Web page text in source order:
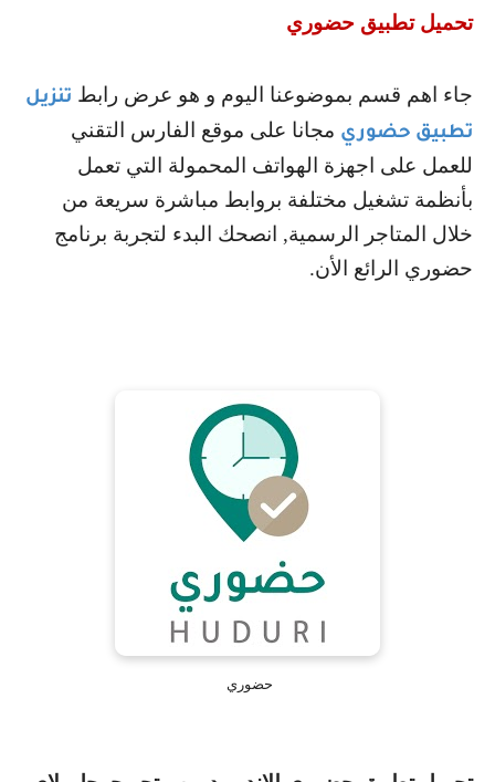
تحميل تطبيق حضوري
جاء اهم قسم بموضوعنا اليوم و هو عرض رابط تنزيل
تطبيق حضوري مجانا على موقع الفارس التقني
للعمل على اجهزة الهواتف المحمولة التي تعمل
بأنظمة تشغيل مختلفة بروابط مباشرة سريعة من
خلال المتاجر الرسمية, انصحك البدء لتجربة برنامج
حضوري الرائع الأن.
حضوري